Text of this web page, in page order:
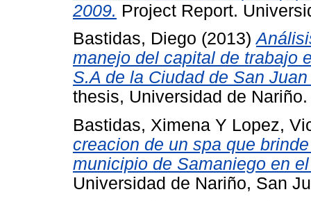
2009. Project Report.
Bastidas, Diego (2013)
manejo del capital de trabajo
S.A de la Ciudad de San
thesis, Universidad de Nariño.
Bastidas, Ximena Y Lopez,
creacion de un spa que
municipio de Samaniego en
Universidad de Nariño, San